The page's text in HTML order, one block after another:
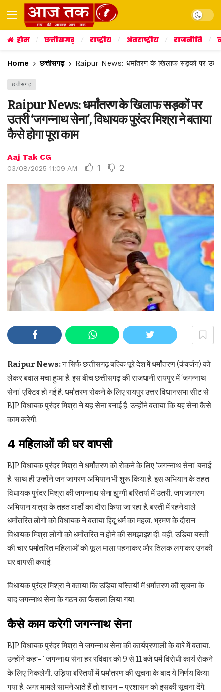
Dark
होम छत्तीसगढ़ राष्ट्रीय अंतराष्ट्रीय राजनीति
Home छत्तीसगढ़ Raipur News: धर्मांतरण के खिलाफ सड़कों पर उतरी
छत्तीसगढ़
Raipur News: धर्मांतरण के खिलाफ सड़कों पर
उतरी ‘जगन्नाथ सेना’, विधायक पुरंदर मिश्रा ने बताया
कैसे होगा पूरा काम
Aaj Tak CG
03/08/2025 11:09 AM 1 2
Raipur News:न सिर्फ छत्तीसगढ़ बल्कि पूरे देश में धर्मांतरण (कंवर्जन) को
लेकर बवाल मचा हुआ है. इस बीच छत्तीसगढ़ की राजधानी रायपुर में ‘जगन्नाथ
सेना’ एक्टिव हो गई है. धर्मांतरण रोकने के लिए रायपुर उत्तर विधानसभा सीट से
BJP विधायक पुरंदर मिश्रा ने यह सेना बनाई है. उन्होंने बताया कि यह सेना कैसे
काम करेगी.
4महिलाओं की घर वापसी
BJP विधायक पुरंदर मिश्रा ने धर्मांतरण को रोकने के लिए ‘जगन्नाथ सेना’ बनाई
है. साथ ही उन्होंने जन जागरण अभियान भी शुरू किया है. इस अभियान के तहत
विधायक पुरंदर मिश्रा की जगन्नाथ सेना झुग्गी बस्तियों में उतरी. जग जागरण
अभियान यात्रा के तहत वार्डों का दौरा किया जा रहा है. बस्ती में रहने वाले
धर्मांतरित लोगों को विधायक ने बताया हिंदू धर्म का महत्व. भ्रमण के दौरान
विधायक मिश्रा लोगों को धर्मांतरित न होने की समझाइश दी. वहीं, उड़िया बस्ती
की चार धर्मांतरित महिलाओं को फूल माला पहनाकर और तिलक लगाकर उनकी
घर वापसी कराई.
विधायक पुरंदर मिश्रा ने बताया कि उड़िया बस्तियों में धर्मांतरण की सूचना के
बाद जगन्नाथ सेना के गठन का फैसला लिया गया.
कैसे काम करेगी जगन्नाथ सेना
BJP विधायक पुरंदर मिश्रा ने जगन्नाथ सेना की कार्यप्रणाली के बारे में बताया.
उन्होंने कहा- ‘ जगन्नाथ सेना हर रविवार को 9 से 11 बजे धर्म विरोधी कार्य रोकने
के लिए निकलेगी. उड़िया बस्तियों में धर्मांतरण की सूचना के बाद ये निर्णय किया
गया है. अगर मामले सामने आते हैं तो शासन – प्रशासन को इसकी सूचना देंगे.